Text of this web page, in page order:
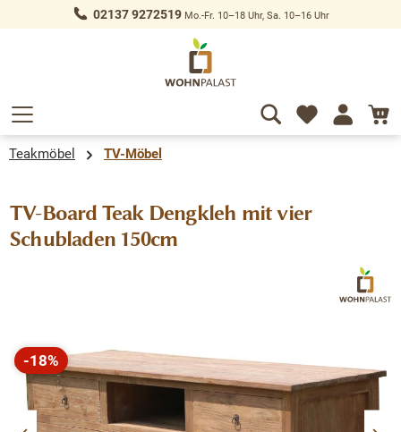
springen 02137 9272519Mo.-Fr. 10–18 Uhr, Sa. 10–16 Uhr
Teakmöbel TV-Möbel
TV-Board Teak Dengkleh mit vier
Schubladen 150cm
Bildergalerie überspringen
-18%
Rabatt